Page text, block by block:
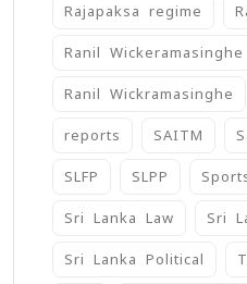
Rajapaksa regime
Ranil Wickeramasinghe
Ranil Wickramasinghe
reports SAITM
SLFP SLPP
Sri Lanka Law Sri
Sri Lanka Political